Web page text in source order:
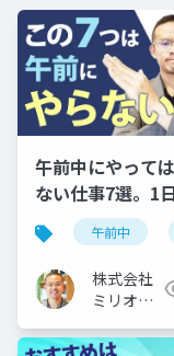
午前中にやって
ない仕事7選。1
デルスケジュー
開
午前中
株式会社
ミリオン